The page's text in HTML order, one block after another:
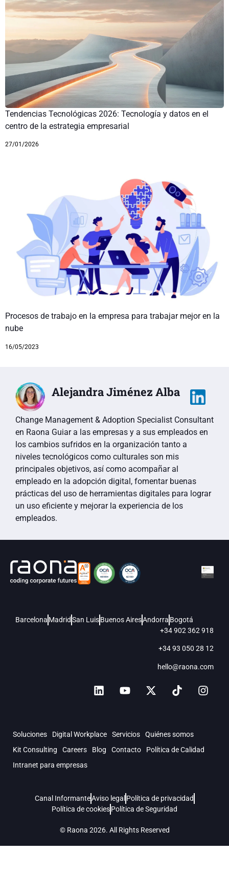
Tendencias Tecnológicas 2026: Tecnología y datos en el
centro de la estrategia empresarial
27/01/2026
Procesos de trabajo en la empresa para trabajar mejor en la
nube
16/05/2023
Alejandra Jiménez Alba
Change Management & Adoption Specialist Consultant
en Raona Guiar a las empresas y a sus empleados en
los cambios sufridos en la organización tanto a
niveles tecnológicos como culturales son mis
principales objetivos, así como acompañar al
empleado en la adopción digital, fomentar buenas
prácticas del uso de herramientas digitales para lograr
un uso eficiente y mejorar la experiencia de los
empleados.
Barcelona MadridSan LuisBuenos AiresAndorra Bogotá
+34 902 362 918
+34 93 050 28 12
hello@raona.com
Soluciones Digital Workplace Servicios
Quiénes somos
Kit Consulting
Careers Blog Contacto
Política de Calidad
Intranet para empresas
© Raona 2026. All Rights Reserved
Canal InformanteAviso legal Política de privacidad
Política de cookiesPolítica de Seguridad